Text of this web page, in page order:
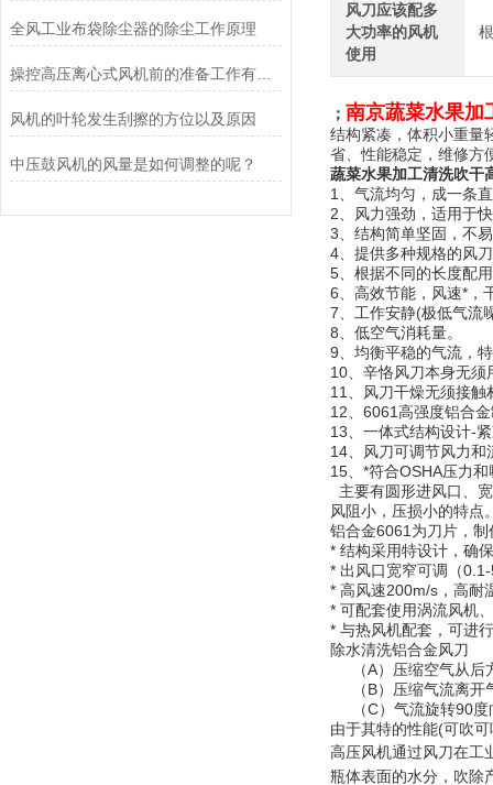
全风工业布袋除尘器的除尘工作原理
操控高压离心式风机前的准备工作有哪些？
风机的叶轮发生刮擦的方位以及原因
中压鼓风机的风量是如何调整的呢？
风刀应该配多
大功率的风机
使用
； 南京蔬菜水果加
结构紧凑，体积小重量
省、性能稳定，维修方
蔬菜水果加工清洗吹干
1、气流均匀，成一条
2、风力强劲，适用于
3、结构简单坚固，不
4、提供多种规格的风
5、根据不同的长度配
6、高效节能，风速*，
7、工作安静(极低气流
8、低空气消耗量。
9、均衡平稳的气流，
10、辛恪风刀本身无须
11、风刀干燥无须接
12、6061高强度铝合
13、一体式结构设计-
14、风刀可调节风力
15、*符合OSHA压力
主要有圆形进风口、
风阻小，压损小的特点
铝合金6061为刀片，
* 结构采用特设计，确
* 出风口宽窄可调（
* 高风速200m/s，高
* 可配套使用涡流风机
* 与热风机配套，可进
除水清洗铝合金风刀
（A）压缩空气从后
（B）压缩气流离开
（C）气流旋转90度
由于其特的性能(可吹
高压风机通过风刀在工
瓶体表面的水分，吹除